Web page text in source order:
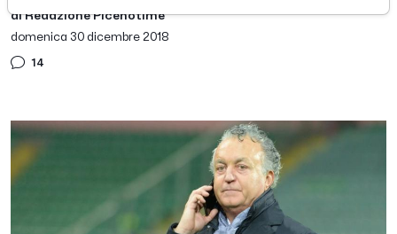
di Redazione Picenotime
domenica 30 dicembre 2018
14